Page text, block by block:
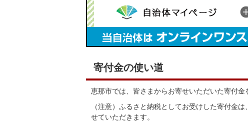
寄付金の使い道
恵那市では、皆さまからお寄せいただいた寄付金
（注意）ふるさと納税としてお受けした寄付金
せていただきます。